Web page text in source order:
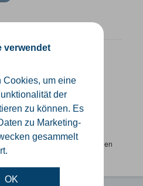
verwendet
Cookies, um eine
der
zu können. Es
zu Marketing-
gesammelt
OK
aus dem ALKIS-
Wenden Sie sich bitte an einen
guetersloh.de